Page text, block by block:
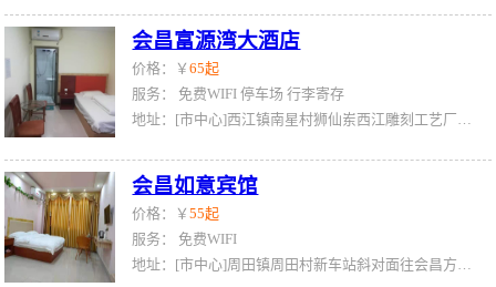
会昌富源湾大酒店
价格：￥65起
服务： 免费WIFI 停车场 行李寄存
地址：[市中心]西江镇南星村狮仙岽西江雕刻工艺厂对面
会昌如意宾馆
价格：￥55起
服务： 免费WIFI
地址：[市中心]周田镇周田村新车站斜对面往会昌方向150米